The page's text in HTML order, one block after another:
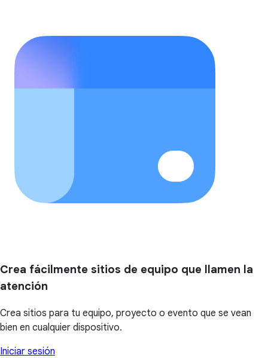
Crea fácilmente sitios de equipo que llamen la
atención
Crea sitios para tu equipo, proyecto o evento que se vean
bien en cualquier dispositivo.
Iniciar sesión